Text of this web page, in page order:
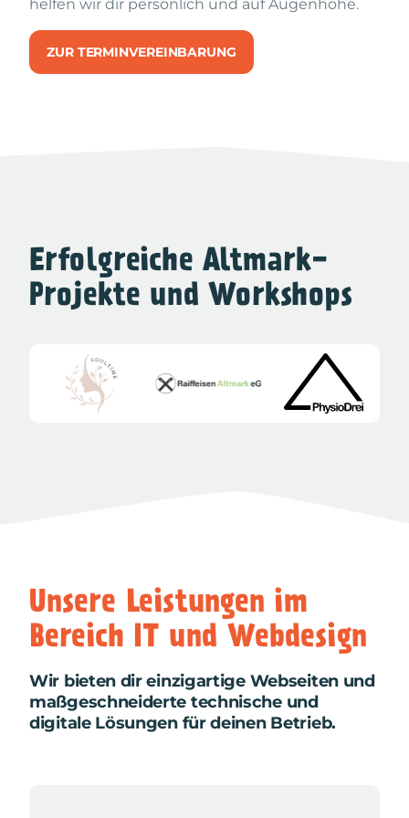
helfen wir dir persönlich und auf Augenhöhe.
ZUR TERMINVEREINBARUNG
Erfolgreiche Altmark-
Projekte und Workshops
Unsere Leistungen im
Bereich IT und Webdesign
Wir bieten dir einzigartige Webseiten und
maßgeschneiderte technische und
digitale Lösungen für deinen Betrieb.